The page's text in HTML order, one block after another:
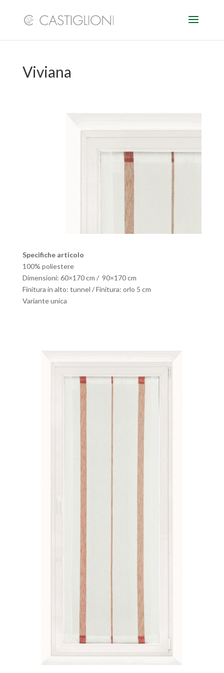
Viviana
Specifiche articolo
100% poliestere
Dimensioni: 60×170 cm / 90×170 cm
Finitura in alto: tunnel / Finitura: orlo 5 cm
Variante unica